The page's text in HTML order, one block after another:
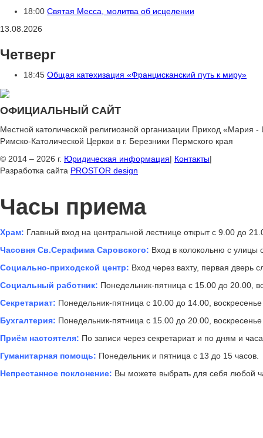
18:00 Святая Месса, молитва об исцелении
13.08.2026
Четверг
18:45 Общая катехизация «Францисканский путь к миру»
ОФИЦИАЛЬНЫЙ САЙТ
Местной католической религиозной организации Приход «Мария
Римско-Католической Церкви в г. Березники Пермского края
© 2014 – 2026 г. Юридическая информация| Контакты|
Разработка сайта PROSTOR design
Часы приема
Храм: Главный вход на центральной лестнице открыт с 9.00 до
Часовня Св.Серафима Саровского: Вход в колокольню с улицы
Социально-приходской центр: Вход через вахту, первая дверь
Социальный работник: Понедельник-пятница с 15.00 до 20.00,
Секретариат: Понедельник-пятница с 10.00 до 14.00,
Бухгалтерия: Понедельник-пятница с 15.00 до 20.00,
Приём настоятеля: По записи через секретариат и по дням и
Гуманитарная помощь: Понедельник и пятница с 13 до 15 часов.
Непрестанное поклонение: Вы можете выбрать для себя любой